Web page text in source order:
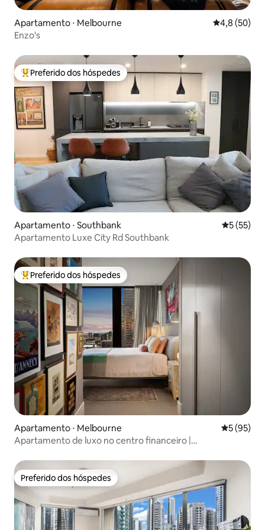
Apartamento ⋅ Melbourne 4,8 de uma
4,8 (50)
Enzo's
Entre os melhores preferidos dos hóspedes
Preferido dos hóspedes
Apartamento ⋅ Southbank 5 de uma
5 (55)
Apartamento Luxe City Rd Southbank
Entre os melhores preferidos dos hóspedes
Preferido dos hóspedes
Apartamento ⋅ Melbourne 5 de uma
5 (95)
Apartamento de luxo no centro financeiro |
Preferido dos hóspedes
Preferido dos hóspedes